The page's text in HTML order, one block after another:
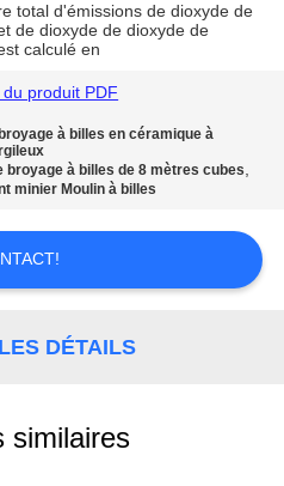
total d'émissions de dioxyde de
de dioxyde de dioxyde de
calculé en
produit PDF
à billes en céramique à
broyage à billes de 8 mètres cubes,
minier Moulin à billes
DÉTAILS
similaires